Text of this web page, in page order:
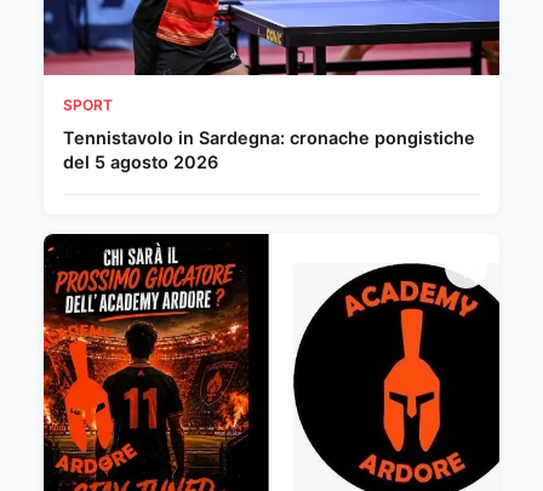
SPORT
Tennistavolo in Sardegna: cronache pongistiche
del 5 agosto 2026